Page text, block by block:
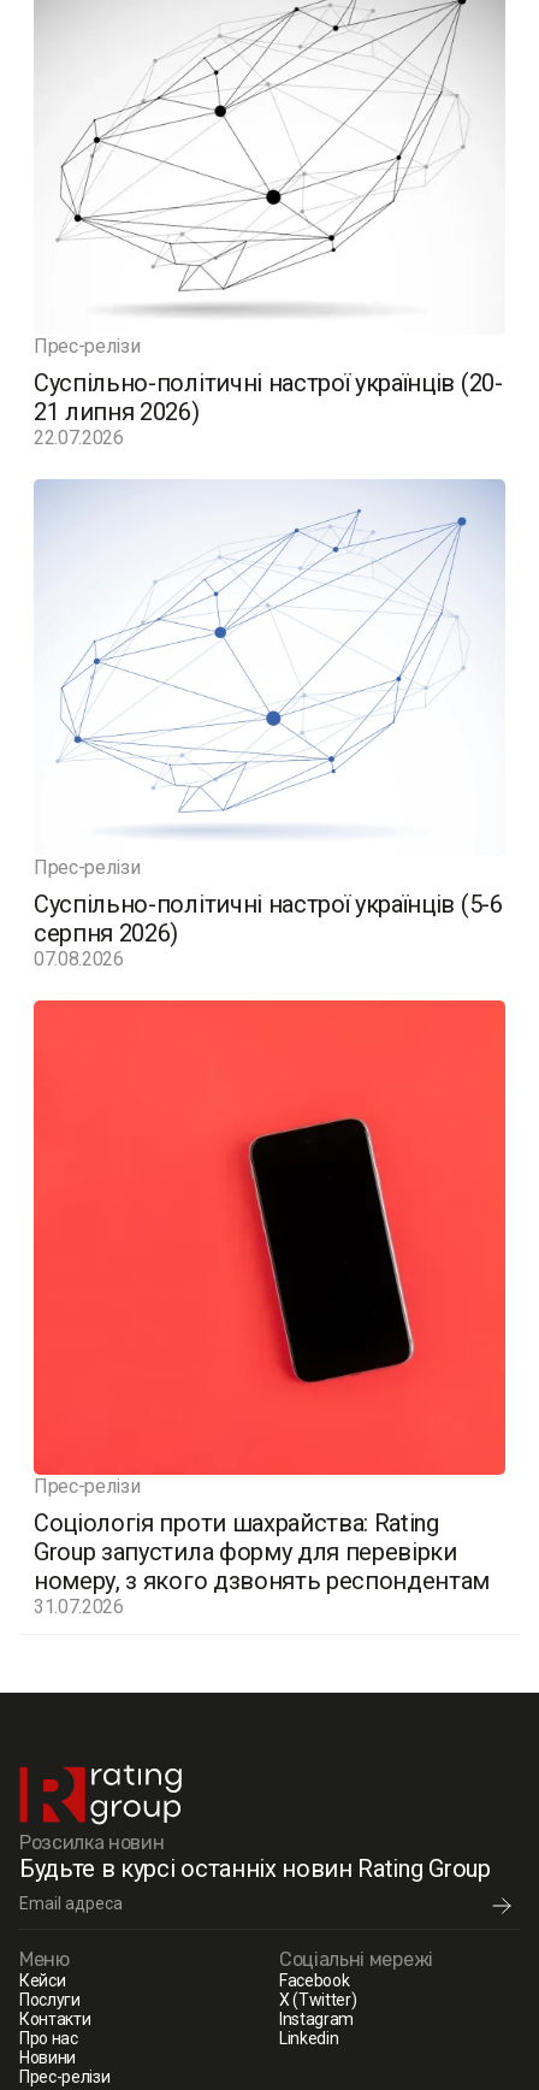
Прес-релізи
Суспільно-політичні настрої українців (20-
21 липня 2026)
22.07.2026
Прес-релізи
Суспільно-політичні настрої українців (5-6
серпня 2026)
07.08.2026
Прес-релізи
Соціологія проти шахрайства: Rating
Group запустила форму для перевірки
номеру, з якого дзвонять респондентам
31.07.2026
Розсилка новин
Будьте в курсі останніх новин Rating Group
Меню
Кейси
Послуги
Контакти
Про нас
Новини
Прес-релізи
Соціальні мережі
Facebook
X (Twitter)
Instagram
Linkedin